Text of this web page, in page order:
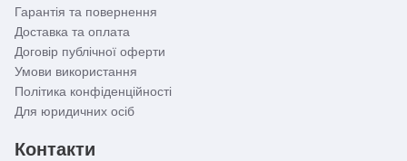
Гарантія та повернення
Доставка та оплата
Договір публічної оферти
Умови використання
Політика конфіденційності
Для юридичних осіб
Контакти